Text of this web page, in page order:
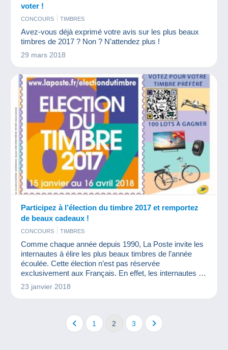
voter !
CONCOURS TIMBRES
Avez-vous déjà exprimé votre avis sur les plus beaux
timbres de 2017 ? Non ? N’attendez plus !
29 mars 2018
Participez à l’élection du timbre 2017 et remportez
de beaux cadeaux !
CONCOURS TIMBRES
Comme chaque année depuis 1990, La Poste invite les
internautes à élire les plus beaux timbres de l’année
écoulée. Cette élection n’est pas réservée
exclusivement aux Français. En effet, les internautes du
monde entier peuvent voter pour élire leur timbre préféré
dans différentes catégories.
23 janvier 2018
1 2 3